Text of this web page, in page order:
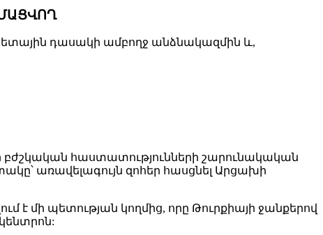
դասակի ամբողջ անձնակազմին և,
բժշկական հաստատությունների շարունակական
առավելագույն զոհեր հասցնել Արցախի
է մի պետության կողմից, որը Թուրքիայի ջանքերով